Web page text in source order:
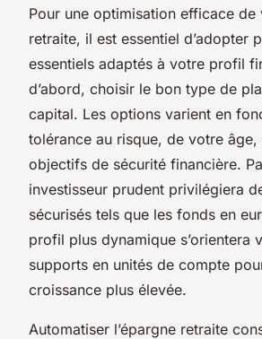
Pour une optimisation efficace de
retraite, il est essentiel d’adopter
essentiels adaptés à votre profil
d’abord, choisir le bon type de
capital. Les options varient en
tolérance au risque, de votre
objectifs de sécurité financière.
investisseur prudent privilégiera
sécurisés tels que les fonds en
profil plus dynamique s’orientera
supports en unités de compte
croissance plus élevée.
Automatiser l’épargne retraite